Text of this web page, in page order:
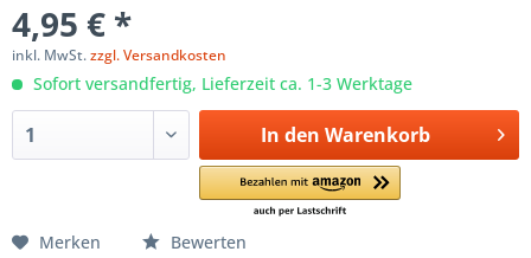
4,95 € *
inkl. MwSt.zzgl. Versandkosten
Sofort versandfertig, Lieferzeit ca. 1-3 Werktage
In den Warenkorb
Merken Bewerten